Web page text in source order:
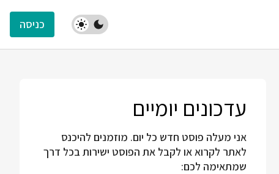
כניסה
עדכונים יומיים
אני מעלה פוסט חדש כל יום. מוזמנים להיכנס
לאתר לקרוא או לקבל את הפוסט ישירות בכל דרך
שמתאימה לכם: